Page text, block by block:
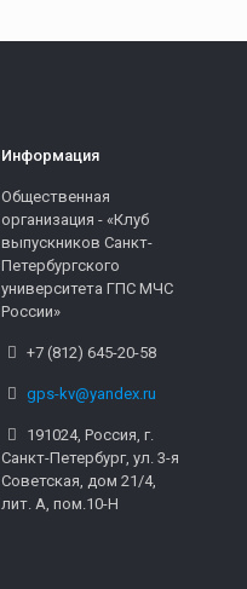
Информация
Общественная
организация - «Клуб
выпускников Санкт-
Петербургского
университета ГПС МЧС
России»
+7 (812) 645-20-58
gps-kv@yandex.ru
191024, Россия, г.
Санкт-Петербург, ул. 3-я
Советская, дом 21/4,
лит. А, пом.10-Н